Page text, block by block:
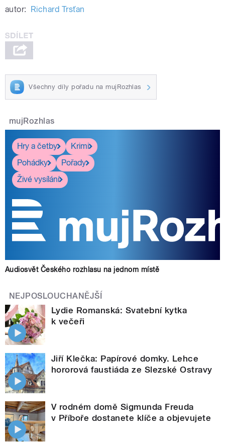
autor: Richard Trsťan
Všechny díly pořadu na mujRozhlas
mujRozhlas
Hry a četby
Krimi
Pohádky
Pořady
Živé vysílání
Audiosvět Českého rozhlasu na jednom místě
NEJPOSLOUCHANĚJŠÍ
Lydie Romanská: Svatební kytka
k večeři
Jiří Klečka: Papírové domky. Lehce
hororová faustiáda ze Slezské Ostravy
V rodném domě Sigmunda Freuda
v Příboře dostanete klíče a objevujete